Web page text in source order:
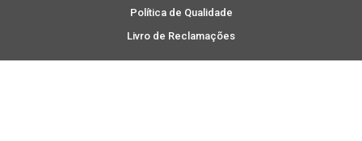
Política de Qualidade
Livro de Reclamações